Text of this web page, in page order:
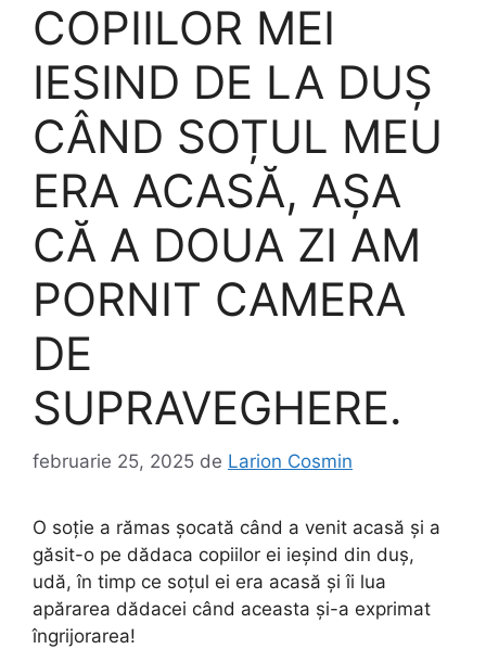
COPIILOR MEI
IESIND DE LA DUȘ
CÂND SOȚUL MEU
ERA ACASĂ, AȘA
CĂ A DOUA ZI AM
PORNIT CAMERA
DE
SUPRAVEGHERE.
februarie 25, 2025 de Larion Cosmin
O soție a rămas șocată când a venit acasă și a
găsit-o pe dădaca copiilor ei ieșind din duș,
udă, în timp ce soțul ei era acasă și îi lua
apărarea dădacei când aceasta și-a exprimat
îngrijorarea!